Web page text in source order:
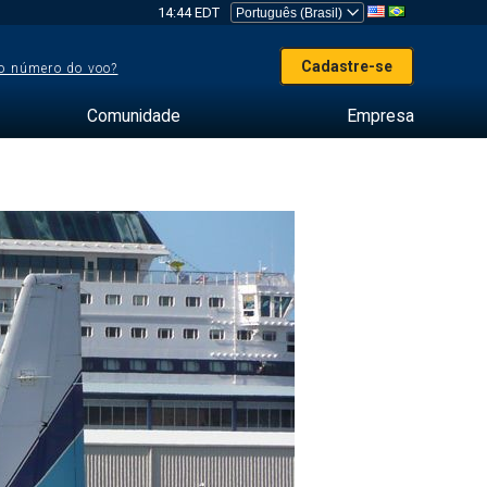
14:44 EDT
número do voo? Cadastre-se
Comunidade Empresa